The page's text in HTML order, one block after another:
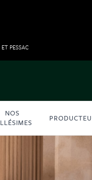
PESSAC
NOS